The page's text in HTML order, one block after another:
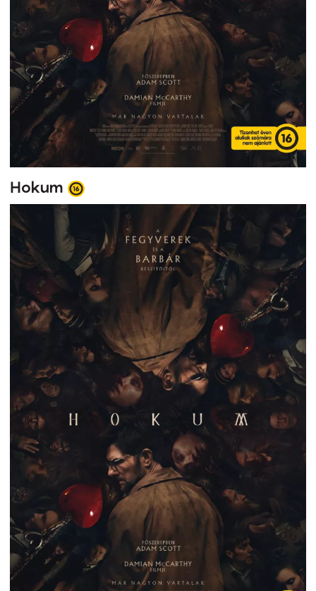
Hokum